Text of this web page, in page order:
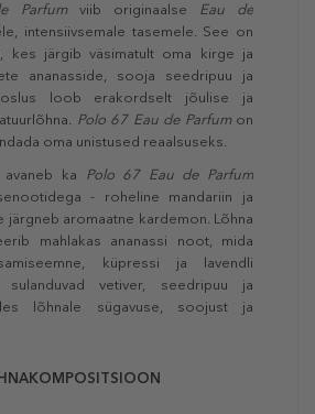
Parfumviib originaalse Eau de
intensiivsemale tasemele. See on
kes järgib väsimatult oma kirge ja
ananasside, sooja seedripuu ja
loob erakordselt jõulise ja
Polo 67 Eau de Parfumon
oma unistused reaalsuseks.
avaneb ka
Polo 67 Eau de Parfum
- roheline mandariin ja
järgneb aromaatne kardemon. Lõhna
mahlakas ananassi noot, mida
küpressi ja lavendli
sulanduvad vetiver, seedripuu ja
lõhnale sügavuse, soojust ja